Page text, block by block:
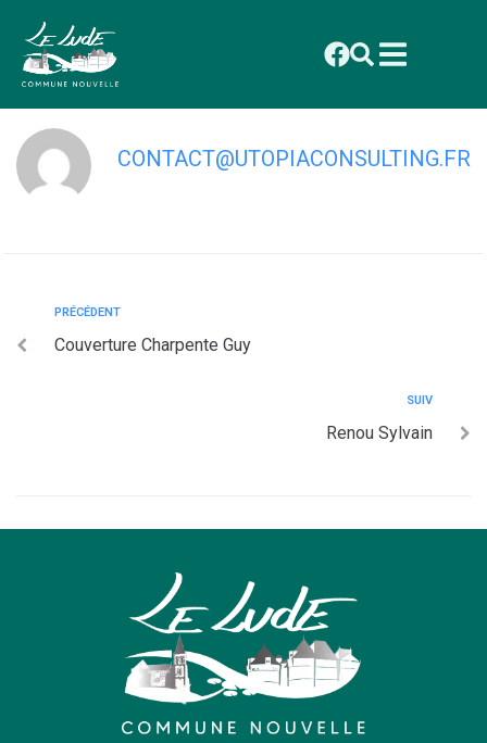
principal
Leblanc Vincent
CONTACT@UTOPIACONSULTING.FR
PRÉCÉDENT
Couverture Charpente Guy
SUIV
Renou Sylvain